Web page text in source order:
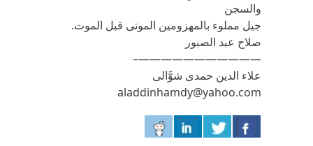
والسجن
جيل مملوء بالمهزومين الموتى قبل الموت.
صلاح عبد الصبور
———————————–
علاء الدين حمدى شوَّالى
aladdinhamdy@yahoo.com